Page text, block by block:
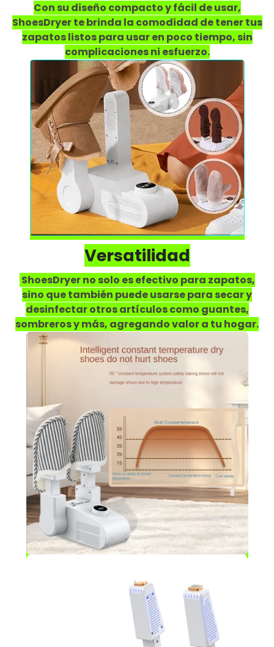
Con su diseño compacto y fácil de usar,
ShoesDryer te brinda la comodidad de tener tus
zapatos listos para usar en poco tiempo, sin
complicaciones ni esfuerzo.
Versatilidad
ShoesDryer no solo es efectivo para zapatos,
sino que también puede usarse para secar y
desinfectar otros artículos como guantes,
sombreros y más, agregando valor a tu hogar.